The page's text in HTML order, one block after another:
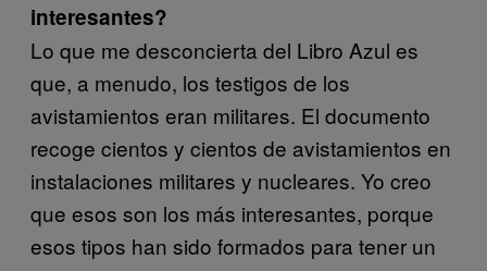
interesantes?
Lo que me desconcierta del Libro Azul es
que, a menudo, los testigos de los
avistamientos eran militares. El documento
recoge cientos y cientos de avistamientos en
instalaciones militares y nucleares. Yo creo
que esos son los más interesantes, porque
esos tipos han sido formados para tener un